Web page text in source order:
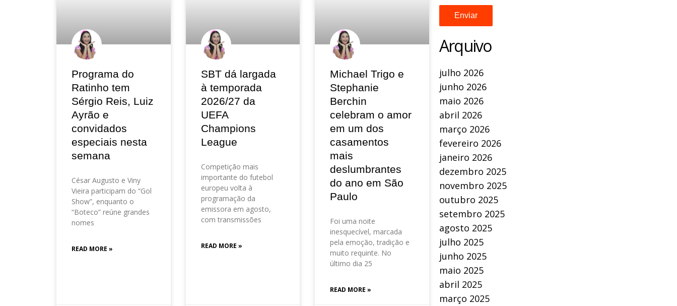
Programa do
Ratinho tem
Sérgio Reis, Luiz
Ayrão e
convidados
especiais nesta
semana
César Augusto e Viny
Vieira participam do “Gol
Show”, enquanto o
“Boteco” reúne grandes
nomes
READ MORE »
SBT dá largada
à temporada
2026/27 da
UEFA
Champions
League
Competição mais
importante do futebol
europeu volta à
programação da
emissora em agosto,
com transmissões
READ MORE »
Michael Trigo e
Stephanie
Berchin
celebram o amor
em um dos
casamentos
mais
deslumbrantes
do ano em São
Paulo
Foi uma noite
inesquecível, marcada
pela emoção, tradição e
muito requinte. No
último dia 25
READ MORE »
Arquivo
julho 2026
junho 2026
maio 2026
abril 2026
março 2026
fevereiro 2026
janeiro 2026
dezembro 2025
novembro 2025
outubro 2025
setembro 2025
agosto 2025
julho 2025
junho 2025
maio 2025
abril 2025
março 2025